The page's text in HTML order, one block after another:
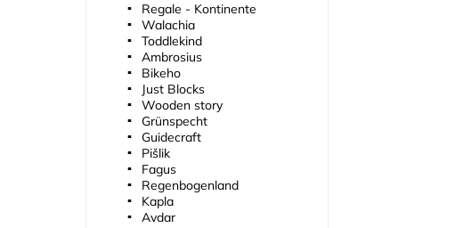
Regale - Kontinente
Walachia
Toddlekind
Ambrosius
Bikeho
Just Blocks
Wooden story
Grünspecht
Guidecraft
Pišlik
Fagus
Regenbogenland
Kapla
Avdar